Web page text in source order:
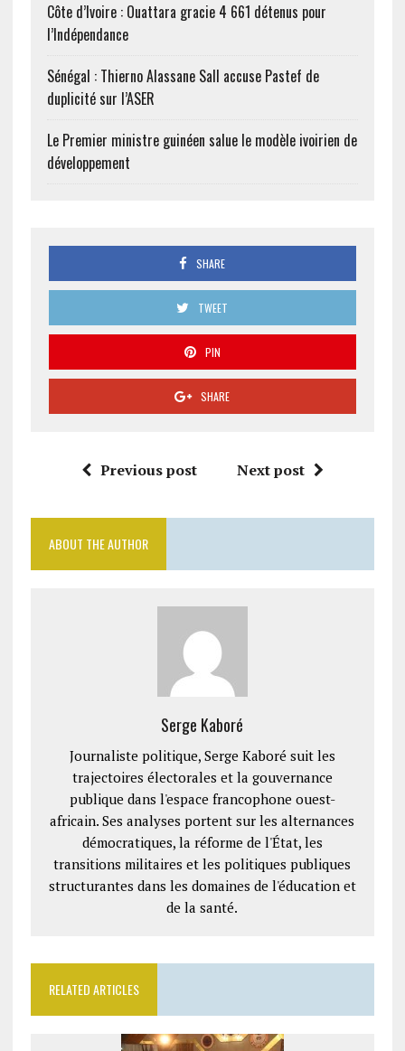
Côte d’Ivoire : Ouattara gracie 4 661 détenus pour
l’Indépendance
Sénégal : Thierno Alassane Sall accuse Pastef de
duplicité sur l’ASER
Le Premier ministre guinéen salue le modèle ivoirien de
développement
SHARE
TWEET
PIN
SHARE
Previous post Next post
ABOUT THE AUTHOR
Serge Kaboré
Journaliste politique, Serge Kaboré suit les
trajectoires électorales et la gouvernance
publique dans l'espace francophone ouest-
africain. Ses analyses portent sur les alternances
démocratiques, la réforme de l'État, les
transitions militaires et les politiques publiques
structurantes dans les domaines de l'éducation et
de la santé.
RELATED ARTICLES